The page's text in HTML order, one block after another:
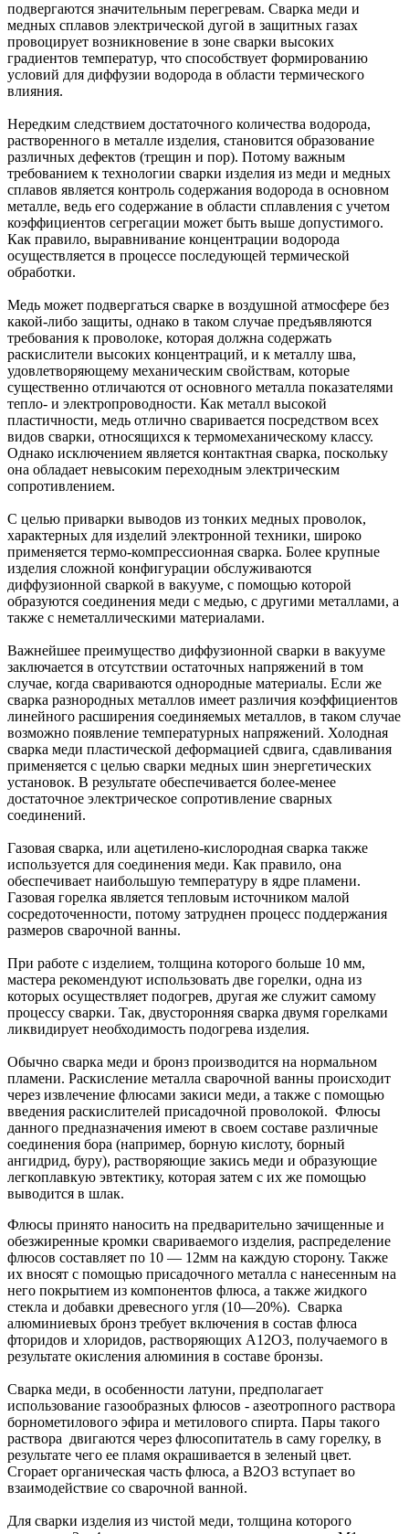
подвергаются значительным перегревам. Сварка меди и
медных сплавов электрической дугой в защитных газах
провоцирует возникновение в зоне сварки высоких
градиентов температур, что способствует формированию
условий для диффузии водорода в области термического
влияния.
Нередким следствием достаточного количества водорода,
растворенного в металле изделия, становится образование
различных дефектов (трещин и пор). Потому важным
требованием к технологии сварки изделия из меди и медных
сплавов является контроль содержания водорода в основном
металле, ведь его содержание в области сплавления с учетом
коэффициентов сегрегации может быть выше допустимого.
Как правило, выравнивание концентрации водорода
осуществляется в процессе последующей термической
обработки.
Медь может подвергаться сварке в воздушной атмосфере без
какой-либо защиты, однако в таком случае предъявляются
требования к проволоке, которая должна содержать
раскислители высоких концентраций, и к металлу шва,
удовлетворяющему механическим свойствам, которые
существенно отличаются от основного металла показателями
тепло- и электропроводности. Как металл высокой
пластичности, медь отлично сваривается посредством всех
видов сварки, относящихся к термомеханическому классу.
Однако исключением является контактная сварка, поскольку
она обладает невысоким переходным электрическим
сопротивлением.
С целью приварки выводов из тонких медных проволок,
характерных для изделий электронной техники, широко
применяется термо-компрессионная сварка. Более крупные
изделия сложной конфигурации обслуживаются
диффузионной сваркой в вакууме, с помощью которой
образуются соединения меди с медью, с другими металлами, а
также с неметаллическими материалами.
Важнейшее преимущество диффузионной сварки в вакууме
заключается в отсутствии остаточных напряжений в том
случае, когда свариваются однородные материалы. Если же
сварка разнородных металлов имеет различия коэффициентов
линейного расширения соединяемых металлов, в таком случае
возможно появление температурных напряжений. Холодная
сварка меди пластической деформацией сдвига, сдавливания
применяется с целью сварки медных шин энергетических
установок. В результате обеспечивается более-менее
достаточное электрическое сопротивление сварных
соединений.
Газовая сварка, или ацетилено-кислородная сварка также
используется для соединения меди. Как правило, она
обеспечивает наибольшую температуру в ядре пламени.
Газовая горелка является тепловым источником малой
сосредоточенности, потому затруднен процесс поддержания
размеров сварочной ванны.
При работе с изделием, толщина которого больше 10 мм,
мастера рекомендуют использовать две горелки, одна из
которых осуществляет подогрев, другая же служит самому
процессу сварки. Так, двусторонняя сварка двумя горелками
ликвидирует необходимость подогрева изделия.
Обычно сварка меди и бронз производится на нормальном
пламени. Раскисление металла сварочной ванны происходит
через извлечение флюсами закиси меди, а также с помощью
введения раскислителей присадочной проволокой. Флюсы
данного предназначения имеют в своем составе различные
соединения бора (например, борную кислоту, борный
ангидрид, буру), растворяющие закись меди и образующие
легкоплавкую эвтектику, которая затем с их же помощью
выводится в шлак.
Флюсы принято наносить на предварительно зачищенные и
обезжиренные кромки свариваемого изделия, распределение
флюсов составляет по 10 — 12мм на каждую сторону. Также
их вносят с помощью присадочного металла с нанесенным на
него покрытием из компонентов флюса, а также жидкого
стекла и добавки древесного угля (10—20%). Сварка
алюминиевых бронз требует включения в состав флюса
фторидов и хлоридов, растворяющих А12О3, получаемого в
результате окисления алюминия в составе бронзы.
Сварка меди, в особенности латуни, предполагает
использование газообразных флюсов - азеотропного раствора
борнометилового эфира и метилового спирта. Пары такого
раствора двигаются через флюсопитатель в саму горелку, в
результате чего ее пламя окрашивается в зеленый цвет.
Сгорает органическая часть флюса, а В2О3 вступает во
взаимодействие со сварочной ванной.
Для сварки изделия из чистой меди, толщина которого